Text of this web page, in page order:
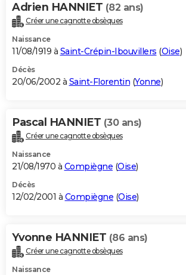
Adrien HANNIET (82 ans)
Créer une cagnotte obsèques
Naissance
11/08/1919 à Saint-Crépin-Ibouvillers (Oise)
Décès
20/06/2002 à Saint-Florentin (Yonne)
Pascal HANNIET (30 ans)
Créer une cagnotte obsèques
Naissance
21/08/1970 à Compiègne (Oise)
Décès
12/02/2001 à Compiègne (Oise)
Yvonne HANNIET (86 ans)
Créer une cagnotte obsèques
Naissance